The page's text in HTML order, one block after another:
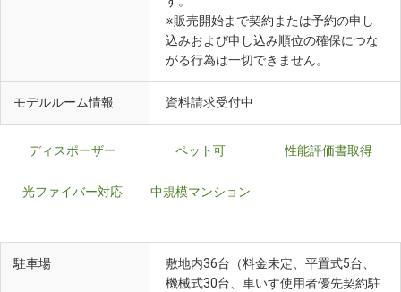
※販売開始まで契約または予約の申し
込みおよび申し込み順位の確保につな
がる行為は一切できません。
モデルルーム情報 資料請求受付中
ディスポーザー ペット可 性能評価書取得
光ファイバー対応 中規模マンション
駐車場
敷地内36台（料金未定、平置式5台、
機械式30台、車いす使用者優先契約駐